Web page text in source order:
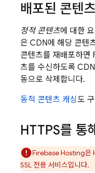
배포된 콘텐
정적 콘텐츠에 대한
은 CDN에 해당 콘텐
콘텐츠를 재배포하면
츠를 수신하도록 CDN
동으로 삭제합니다.
동적 콘텐츠 캐싱도
HTTPS를 통
Firebase Hosting은
SSL 전용 서비스입니다.